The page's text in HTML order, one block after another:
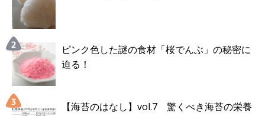
ピンク色した謎の食材「桜でんぶ」の秘密に
迫る！
【海苔のはなし】vol.7 驚くべき海苔の栄養